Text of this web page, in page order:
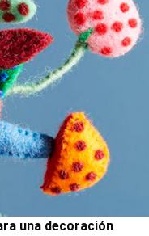
una decoración